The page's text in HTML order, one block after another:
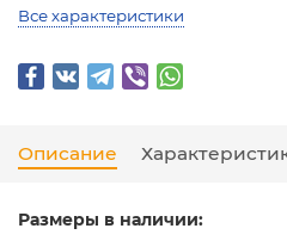
Все характеристики
Описание
Размеры в наличии: